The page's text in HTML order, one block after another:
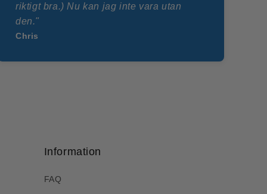
riktigt bra.) Nu kan jag inte vara utan
den."
Chris
Information
FAQ